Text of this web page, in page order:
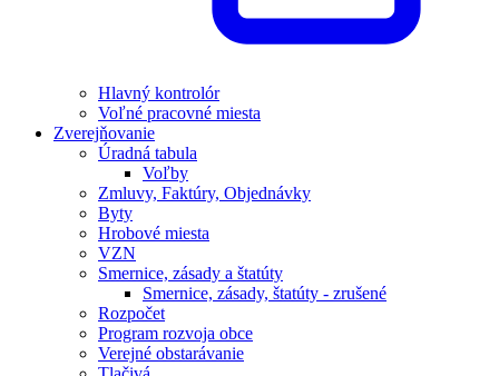
Hlavný kontrolór
Voľné pracovné miesta
Zverejňovanie
Úradná tabula
Voľby
Zmluvy, Faktúry, Objednávky
Byty
Hrobové miesta
VZN
Smernice, zásady a štatúty
Smernice, zásady, štatúty - zrušené
Rozpočet
Program rozvoja obce
Verejné obstarávanie